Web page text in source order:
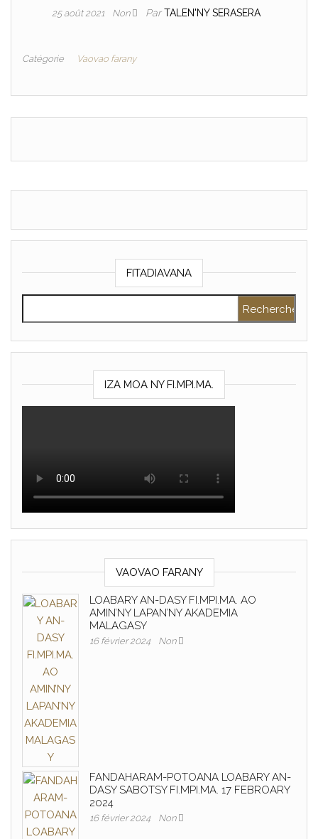
25 août 2021 Non ParTALEN'NY SERASERA
Catégorie Vaovao farany
FITADIAVANA
IZA MOA NY FI.MPI.MA.
VAOVAO FARANY
LOABARY AN-DASY FI.MPI.MA. AO
AMIN’NY LAPAN’NY AKADEMIA
MALAGASY
16 février 2024 Non
FANDAHARAM-POTOANA LOABARY AN-
DASY SABOTSY FI.MPI.MA. 17 FEBROARY
2024
16 février 2024 Non